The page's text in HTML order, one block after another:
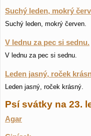
Suchý leden, mokrý
Suchý leden, mokrý červen.
V lednu za pec si sednu.
V lednu za pec si sednu.
Leden jasný, roček
Leden jasný, roček krásný.
Psí svátky na 23.
Agar